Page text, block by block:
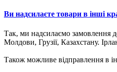
Ви надсилаєте товари в інші
Так, ми надсилаємо замовлення
Молдови, Грузії, Казахстану.
Також можливе відправлення в